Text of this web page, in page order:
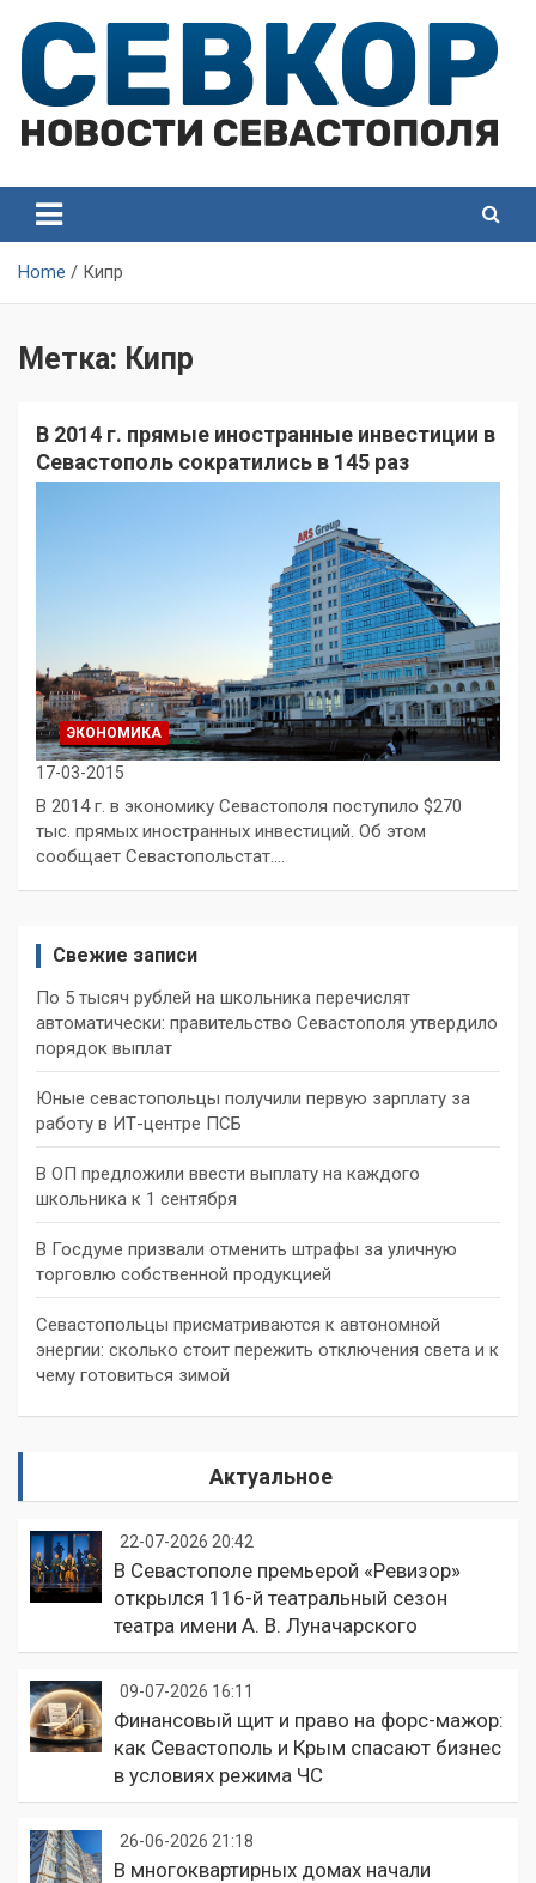
content
Севастополя
Севастополя
Home Кипр
Метка: Кипр
В 2014 г. прямые иностранные инвестиции в
Севастополь сократились в 145 раз
ЭКОНОМИКА
17-03-2015
В 2014 г. в экономику Севастополя поступило $270
тыс. прямых иностранных инвестиций. Об этом
сообщает Севастопольстат.…
Свежие записи
По 5 тысяч рублей на школьника перечислят
автоматически: правительство Севастополя утвердило
порядок выплат
Юные севастопольцы получили первую зарплату за
работу в ИТ-центре ПСБ
В ОП предложили ввести выплату на каждого
школьника к 1 сентября
В Госдуме призвали отменить штрафы за уличную
торговлю собственной продукцией
Севастопольцы присматриваются к автономной
энергии: сколько стоит пережить отключения света и к
чему готовиться зимой
Актуальное
22-07-2026 20:42
В Севастополе премьерой «Ревизор»
открылся 116-й театральный сезон
театра имени А. В. Луначарского
09-07-2026 16:11
Финансовый щит и право на форс-мажор:
как Севастополь и Крым спасают бизнес
в условиях режима ЧС
26-06-2026 21:18
В многоквартирных домах начали